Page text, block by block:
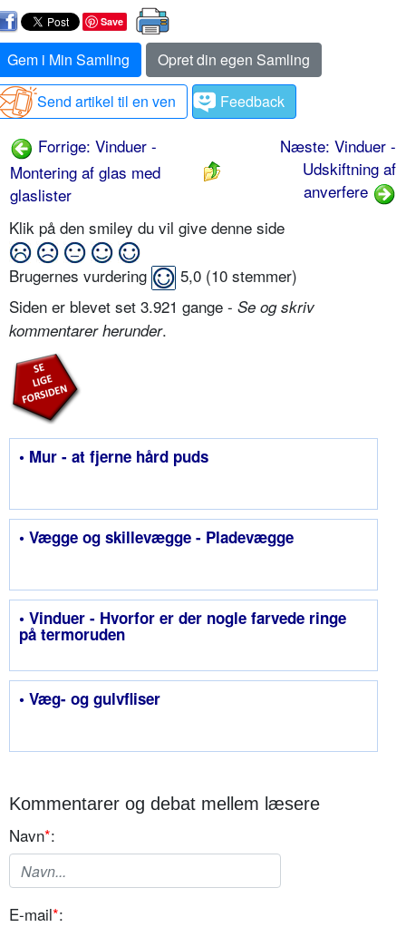
Save
Gem i Min Samling
Opret din egen Samling
Send artikel til en ven
Feedback
Forrige: Vinduer -
Montering af glas med
glaslister
Næste: Vinduer -
Udskiftning af
anverfere
Klik på den smiley du vil give denne side
Brugernes vurdering 5,0 (10 stemmer)
Siden er blevet set 3.921 gange - Se og skriv
kommentarer herunder.
• Mur - at fjerne hård puds
• Vægge og skillevægge - Pladevægge
• Vinduer - Hvorfor er der nogle farvede ringe
på termoruden
• Væg- og gulvfliser
Kommentarer og debat mellem læsere
Navn*:
E-mail*: